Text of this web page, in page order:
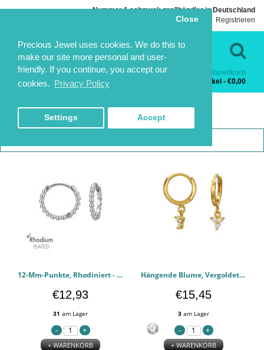
Precious Jewel uses cookies. We do this to
make our site more personal and user-
friendly. If you continue, you accept our
cookies. Privacy Policy
Close
Settings Accept
Nummer 1 schmuck großhändler in Deutschland
Einloggen
Registrieren
Kategorien
Warenkorb
0 Artikel - €0,00
HOME SILBER OHRRINGE HUGGIE HOOPS
HUGGIE HOOPS
12-Mm-Punkte, Rhodiniert - 925er Sterling Silber Huggie Hoops PCJW50990
€12,93
31 am Lager
+ WARENKORB
Hängende Blume, Vergoldet - 925er Sterling Silber Huggie Hoops PCJW50973
€15,45
3 am Lager
+ WARENKORB